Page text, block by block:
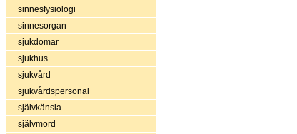
sinnesfysiologi
sinnesorgan
sjukdomar
sjukhus
sjukvård
sjukvårdspersonal
självkänsla
självmord